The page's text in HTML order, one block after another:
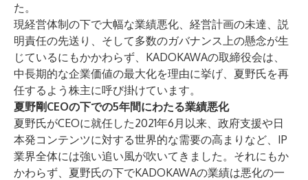
た。
現経営体制の下で大幅な業績悪化、経営計画の未達、説
明責任の先送り、そして多数のガバナンス上の懸念が生
じているにもかかわらず、KADOKAWAの取締役会は、
中長期的な企業価値の最大化を理由に挙げ、夏野氏を再
任するよう株主に呼び掛けています。
夏野剛CEOの下での5年間にわたる業績悪化
夏野氏がCEOに就任した2021年6月以来、政府支援や日
本発コンテンツに対する世界的な需要の高まりなど、IP
業界全体には強い追い風が吹いてきました。それにもか
かわらず、夏野氏の下でKADOKAWAの業績は悪化の一